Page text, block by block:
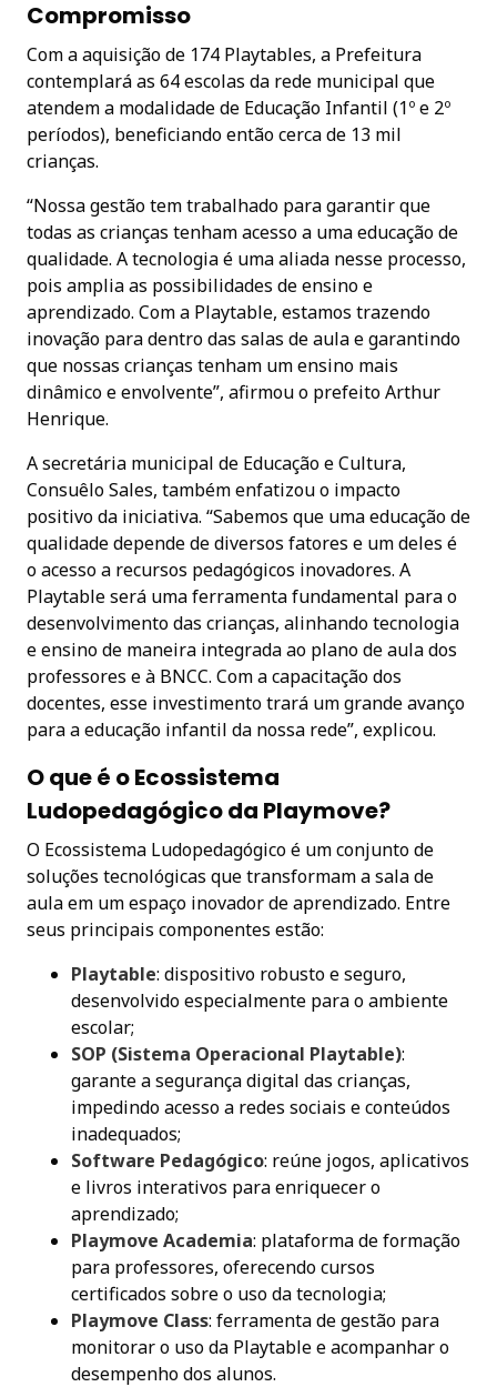
Compromisso
Com a aquisição de 174 Playtables, a Prefeitura
contemplará as 64 escolas da rede municipal que
atendem a modalidade de Educação Infantil (1º e 2º
períodos), beneficiando então cerca de 13 mil
crianças.
“Nossa gestão tem trabalhado para garantir que
todas as crianças tenham acesso a uma educação de
qualidade. A tecnologia é uma aliada nesse processo,
pois amplia as possibilidades de ensino e
aprendizado. Com a Playtable, estamos trazendo
inovação para dentro das salas de aula e garantindo
que nossas crianças tenham um ensino mais
dinâmico e envolvente”, afirmou o prefeito Arthur
Henrique.
A secretária municipal de Educação e Cultura,
Consuêlo Sales, também enfatizou o impacto
positivo da iniciativa. “Sabemos que uma educação de
qualidade depende de diversos fatores e um deles é
o acesso a recursos pedagógicos inovadores. A
Playtable será uma ferramenta fundamental para o
desenvolvimento das crianças, alinhando tecnologia
e ensino de maneira integrada ao plano de aula dos
professores e à BNCC. Com a capacitação dos
docentes, esse investimento trará um grande avanço
para a educação infantil da nossa rede”, explicou.
O que é o Ecossistema
Ludopedagógico da Playmove?
O Ecossistema Ludopedagógico é um conjunto de
soluções tecnológicas que transformam a sala de
aula em um espaço inovador de aprendizado. Entre
seus principais componentes estão:
Playtable: dispositivo robusto e seguro,
desenvolvido especialmente para o ambiente
escolar;
SOP (Sistema Operacional Playtable):
garante a segurança digital das crianças,
impedindo acesso a redes sociais e conteúdos
inadequados;
Software Pedagógico: reúne jogos, aplicativos
e livros interativos para enriquecer o
aprendizado;
Playmove Academia: plataforma de formação
para professores, oferecendo cursos
certificados sobre o uso da tecnologia;
Playmove Class: ferramenta de gestão para
monitorar o uso da Playtable e acompanhar o
desempenho dos alunos.